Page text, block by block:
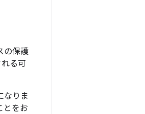
の保護
る可
なりま
とをお